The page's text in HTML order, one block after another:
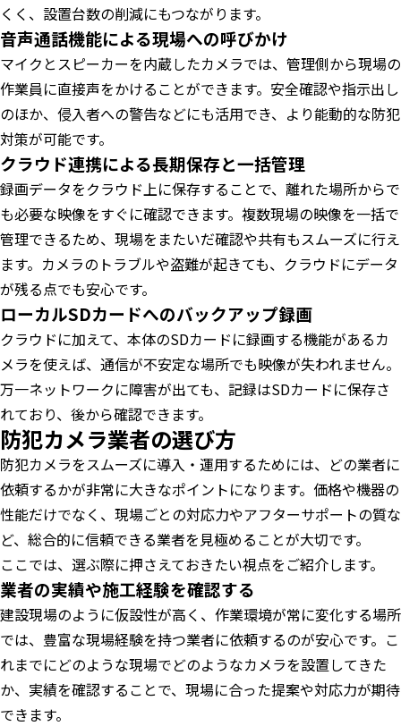
くく、設置台数の削減にもつながります。
音声通話機能による現場への呼びかけ
マイクとスピーカーを内蔵したカメラでは、管理側から現場の
作業員に直接声をかけることができます。安全確認や指示出し
のほか、侵入者への警告などにも活用でき、より能動的な防犯
対策が可能です。
クラウド連携による長期保存と一括管理
録画データをクラウド上に保存することで、離れた場所からで
も必要な映像をすぐに確認できます。複数現場の映像を一括で
管理できるため、現場をまたいだ確認や共有もスムーズに行え
ます。カメラのトラブルや盗難が起きても、クラウドにデータ
が残る点でも安心です。
ローカルSDカードへのバックアップ録画
クラウドに加えて、本体のSDカードに録画する機能があるカ
メラを使えば、通信が不安定な場所でも映像が失われません。
万一ネットワークに障害が出ても、記録はSDカードに保存さ
れており、後から確認できます。
防犯カメラ業者の選び方
防犯カメラをスムーズに導入・運用するためには、どの業者に
依頼するかが非常に大きなポイントになります。価格や機器の
性能だけでなく、現場ごとの対応力やアフターサポートの質な
ど、総合的に信頼できる業者を見極めることが大切です。
ここでは、選ぶ際に押さえておきたい視点をご紹介します。
業者の実績や施工経験を確認する
建設現場のように仮設性が高く、作業環境が常に変化する場所
では、豊富な現場経験を持つ業者に依頼するのが安心です。こ
れまでにどのような現場でどのようなカメラを設置してきた
か、実績を確認することで、現場に合った提案や対応力が期待
できます。